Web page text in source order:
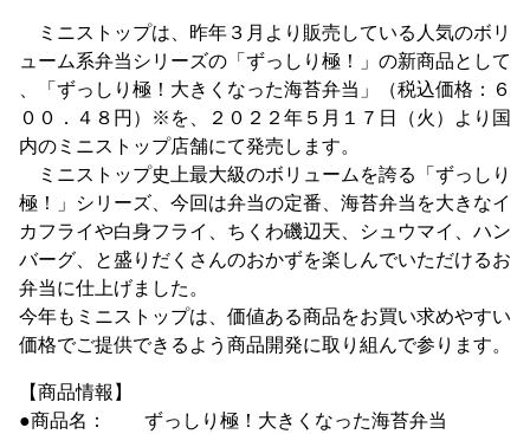
ミニストップは、昨年３月より販売している人気のボリ
ューム系弁当シリーズの「ずっしり極！」の新商品として
、「ずっしり極！大きくなった海苔弁当」（税込価格：６
００．４８円）※を、２０２２年５月１７日（火）より国
内のミニストップ店舗にて発売します。
ミニストップ史上最大級のボリュームを誇る「ずっしり
極！」シリーズ、今回は弁当の定番、海苔弁当を大きなイ
カフライや白身フライ、ちくわ磯辺天、シュウマイ、ハン
バーグ、と盛りだくさんのおかずを楽しんでいただけるお
弁当に仕上げました。
今年もミニストップは、価値ある商品をお買い求めやすい
価格でご提供できるよう商品開発に取り組んで参ります。
【商品情報】
●商品名： ずっしり極！大きくなった海苔弁当